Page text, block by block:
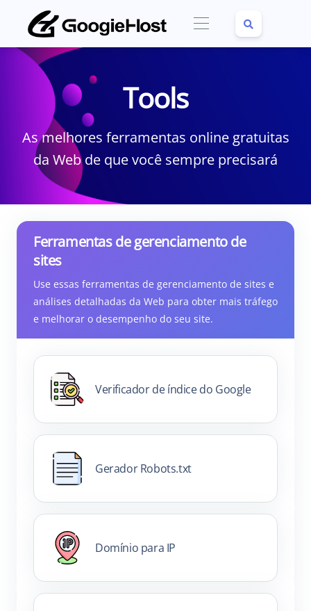
Tools
As melhores ferramentas online gratuitas
da Web de que você sempre precisará
Ferramentas de gerenciamento de
sites
Use essas ferramentas de gerenciamento de sites e
análises detalhadas da Web para obter mais tráfego
e melhorar o desempenho do seu site.
Verificador de índice do Google
Gerador Robots.txt
Domínio para IP